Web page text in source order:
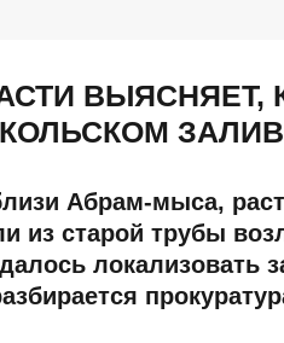
ВЫЯСНЯЕТ,
Абрам-мыса,
из старой трубы
локализовать